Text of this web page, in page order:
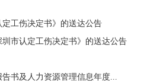
工伤决定书》的送达公告
市认定工伤决定书》的送达公告
书及人力资源管理信息年度...